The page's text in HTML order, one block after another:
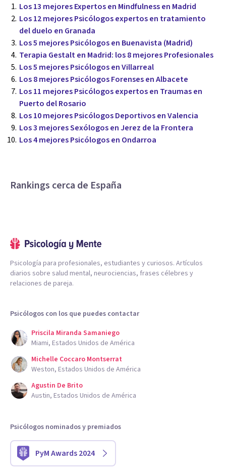
Los 13 mejores Expertos en Mindfulness en Madrid
Los 12 mejores Psicólogos expertos en tratamiento
del duelo en Granada
Los 5 mejores Psicólogos en Buenavista (Madrid)
Terapia Gestalt en Madrid: los 8 mejores Profesionales
Los 5 mejores Psicólogos en Villarreal
Los 8 mejores Psicólogos Forenses en Albacete
Los 11 mejores Psicólogos expertos en Traumas en
Puerto del Rosario
Los 10 mejores Psicólogos Deportivos en Valencia
Los 3 mejores Sexólogos en Jerez de la Frontera
Los 4 mejores Psicólogos en Ondarroa
Rankings cerca de España
Psicología para profesionales, estudiantes y curiosos. Artículos
diarios sobre salud mental, neurociencias, frases célebres y
relaciones de pareja.
Psicólogos con los que puedes contactar
Priscila Miranda Samaniego
Miami, Estados Unidos de América
Michelle Coccaro Montserrat
Weston, Estados Unidos de América
Agustin De Brito
Austin, Estados Unidos de América
Psicólogos nominados y premiados
PyM Awards 2024